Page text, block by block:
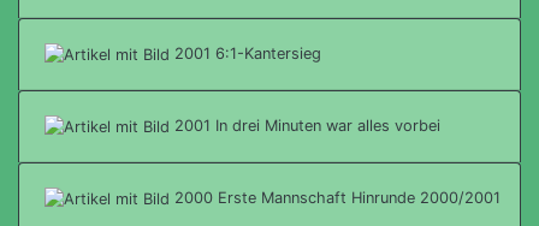
2001 6:1-Kantersieg
2001 In drei Minuten war alles vorbei
2000 Erste Mannschaft Hinrunde 2000/2001